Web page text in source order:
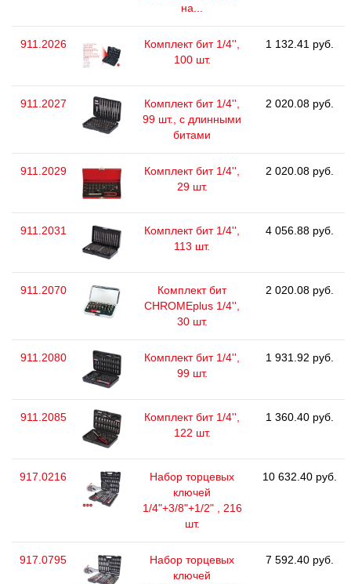
на...
911.2026
Комплект бит 1/4'',
100 шт.
1 132.41 руб.
911.2027
Комплект бит 1/4'',
99 шт., с длинными
битами
2 020.08 руб.
911.2029
Комплект бит 1/4'',
29 шт.
2 020.08 руб.
911.2031
Комплект бит 1/4'',
113 шт.
4 056.88 руб.
911.2070
Комплект бит
CHROMEplus 1/4'',
30 шт.
2 020.08 руб.
911.2080
Комплект бит 1/4'',
99 шт.
1 931.92 руб.
911.2085
Комплект бит 1/4'',
122 шт.
1 360.40 руб.
917.0216
Набор торцевых
ключей
1/4"+3/8"+1/2" , 216
шт.
10 632.40 руб.
917.0795
Набор торцевых
ключей
7 592.40 руб.